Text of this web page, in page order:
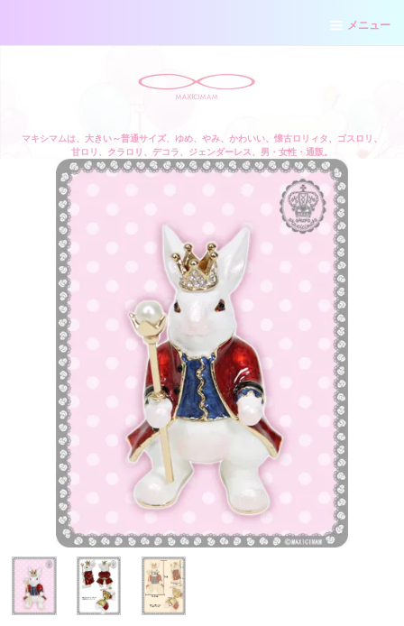
メニュー
マキシマムは、大きい～普通サイズ、ゆめ、やみ、かわいい、懐古ロリィタ、ゴスロリ、
甘ロリ、クラロリ、デコラ、ジェンダーレス、男・女性・通販。